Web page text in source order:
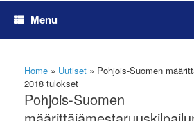
Menu
Home » Uutiset » Pohjois-Suomen
2018 tulokset
Pohjois-Suomen